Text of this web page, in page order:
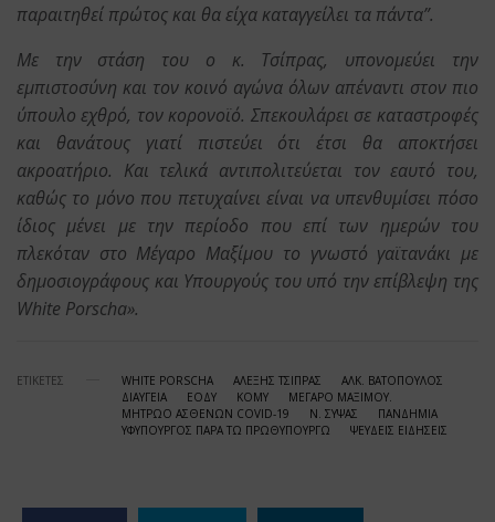
παραιτηθεί πρώτος και θα είχα καταγγείλει τα πάντα”.
Με την στάση του ο κ. Τσίπρας, υπονομεύει την
εμπιστοσύνη και τον κοινό αγώνα όλων απέναντι στον πιο
ύπουλο εχθρό, τον κορονοϊό. Σπεκουλάρει σε καταστροφές
και θανάτους γιατί πιστεύει ότι έτσι θα αποκτήσει
ακροατήριο. Και τελικά αντιπολιτεύεται τον εαυτό του,
καθώς το μόνο που πετυχαίνει είναι να υπενθυμίσει πόσο
ίδιος μένει με την περίοδο που επί των ημερών του
πλεκόταν στο Μέγαρο Μαξίμου το γνωστό γαϊτανάκι με
δημοσιογράφους και Υπουργούς του υπό την επίβλεψη της
White Porscha».
ΕΤΙΚΕΤΕΣ WHITE PORSCHA ΑΛΕΞΗΣ ΤΣΙΠΡΑΣ
ΑΛΚ. ΒΑΤΟΠΟΥΛΟΣ
ΔΙΑΥΓΕΙΑ
ΕΟΔΥ ΚΟΜΥ
ΜΕΓΑΡΟ ΜΑΞΙΜΟΥ.
ΜΗΤΡΩΟ ΑΣΘΕΝΩΝ COVID-19
Ν. ΣΥΨΑΣ
ΠΑΝΔΗΜΙΑ
ΥΦΥΠΟΥΡΓΟΣ ΠΑΡΑ ΤΩ ΠΡΩΘΥΠΟΥΡΓΩ
ΨΕΥΔΕΙΣ ΕΙΔΗΣΕΙΣ